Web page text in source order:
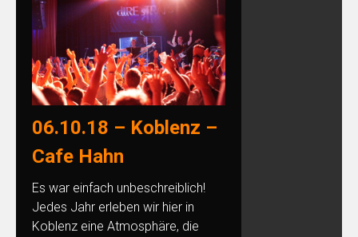
06.10.18 – Koblenz –
Cafe Hahn
Es war einfach unbeschreiblich!
Jedes Jahr erleben wir hier in
Koblenz eine Atmosphäre, die